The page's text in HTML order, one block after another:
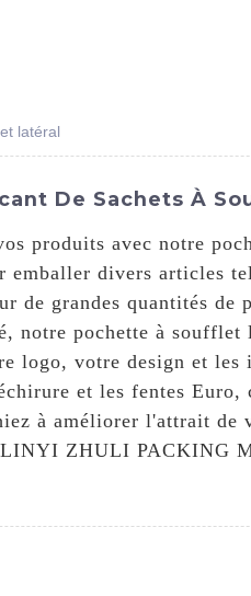
latéral
De Sachets À
produits avec notre
emballer divers articles
de grandes quantités
notre pochette à
logo, votre design et
et les fentes
à améliorer l'attrait
ZHULI PACKING